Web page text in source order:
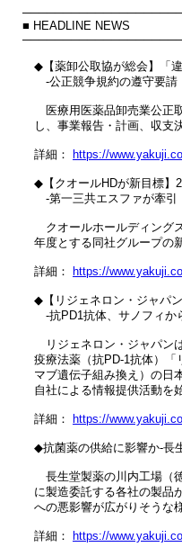
■ HEADLINE NEWS
◆【薬卸公取協が総会】「
‐公正競争規約の遵守要請
医療用医薬品卸売業公正取
し、事業報告・計画、収支
詳細： https://
◆【クオールHDが新目標】
‐第一三共エスファが牽引
クオールホールディングス
年度とする同社グループの
詳細： https://
◆【リジェネロン・ジャパ
‐抗PD1抗体、サノフィか
リジェネロン・ジャパンは
疫療法薬（抗PD-1抗体）「
マブ遺伝子組み換え）の日
自社による情報提供活動を始
詳細： https://
◆抗菌薬の供給に影響か‐長
長生堂製薬の川内工場（徳
に製造委託する各社の製品
への悪影響が広がりそうな
詳細： https://